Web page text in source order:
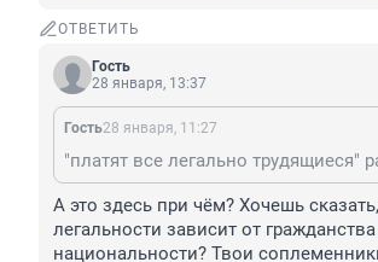
ОТВЕТИТЬ
Гость
28 января, 13:37
Гость28 января, 11:27
"платят все легально трудящиеся"
А это здесь при чём? Хочешь
легальности зависит от
национальности? Твои